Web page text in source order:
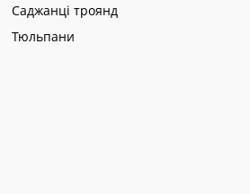
Саджанці троянд
Тюльпани